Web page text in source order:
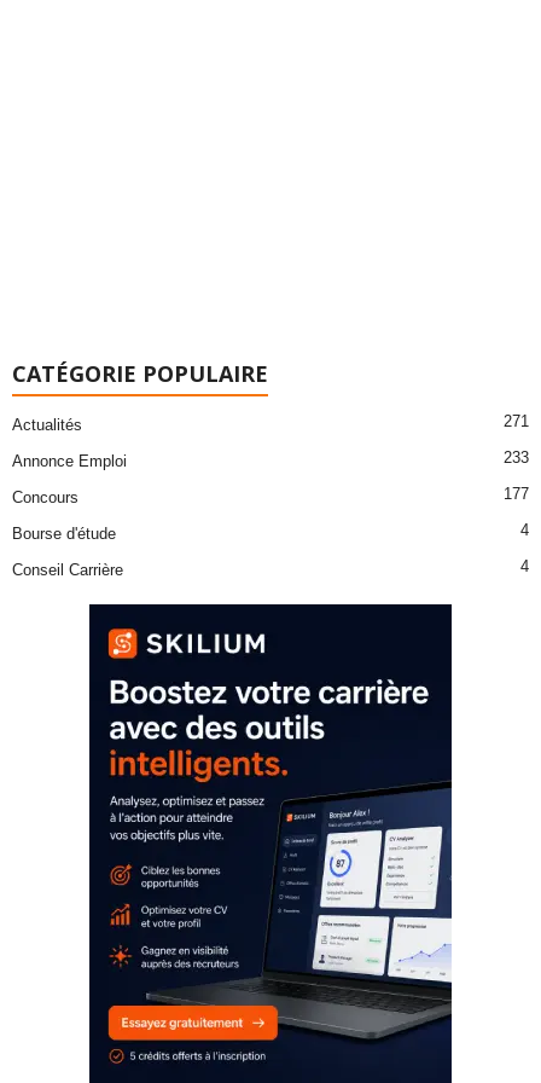
CATÉGORIE POPULAIRE
Actualités 271
Annonce Emploi 233
Concours 177
Bourse d'étude 4
Conseil Carrière 4